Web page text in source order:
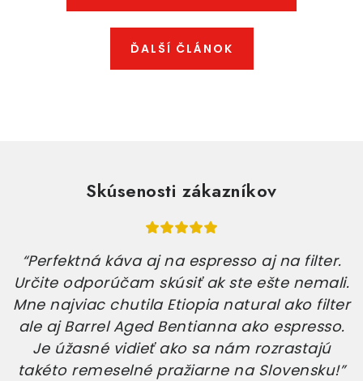
ĎALŠÍ ČLÁNOK
Skúsenosti zákazníkov
“Perfektná káva aj na espresso aj na filter.
Určite odporúčam skúsiť ak ste ešte nemali.
Mne najviac chutila Etiopia natural ako filter
ale aj Barrel Aged Bentianna ako espresso.
Je úžasné vidieť ako sa nám rozrastajú
takéto remeselné pražiarne na Slovensku!”